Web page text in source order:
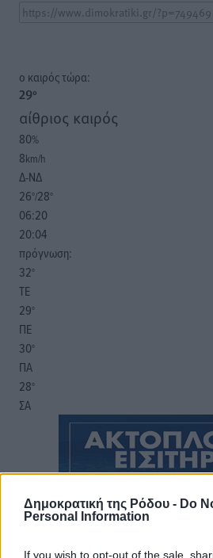
Δημοκρατική της Ρόδου - Do
Personal Information
If you wish to opt-out of the sale,
o καιρός τώρα:
29°
αίθριος καιρός
80%
8km/h
Δ-ΝΔ
26°/28°
06:20
20:04
πρόγνωση:
32°
ΤΕ
29°
ΠΕ
30°
ΠΑ
28°
ΣΑ